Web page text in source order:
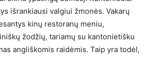
išrankiausi valgiui žmonės. Vakarų
kinų restoranų meniu,
žodžių, tariamų su kantonietišku
angliškomis raidėmis. Taip yra todėl,